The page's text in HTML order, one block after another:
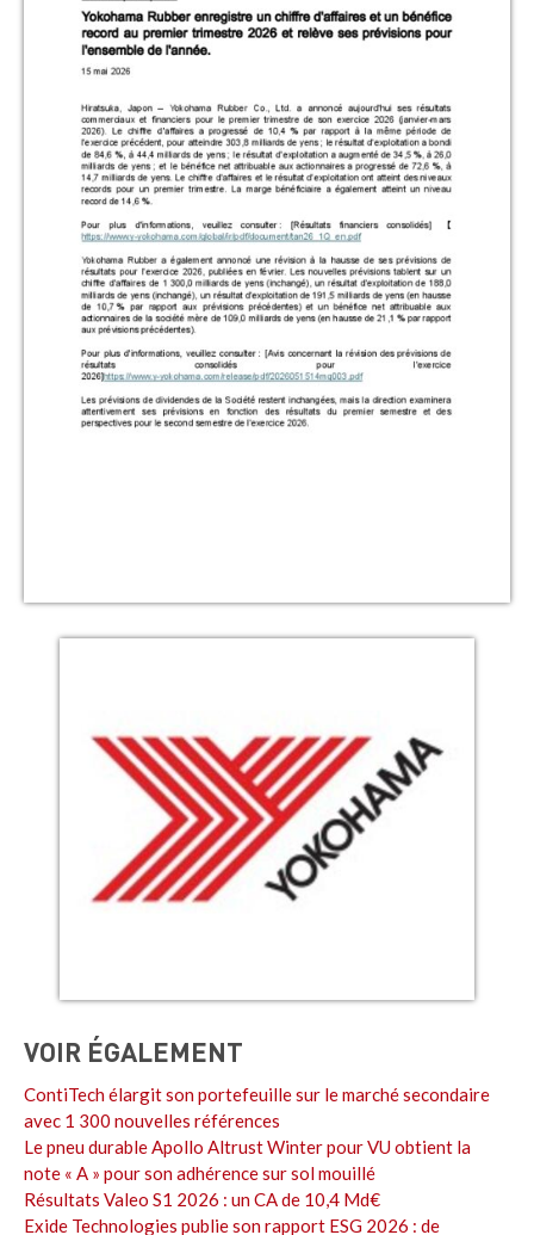
VOIR ÉGALEMENT
ContiTech élargit son portefeuille sur le marché secondaire
avec 1 300 nouvelles références
Le pneu durable Apollo Altrust Winter pour VU obtient la
note « A » pour son adhérence sur sol mouillé
Résultats Valeo S1 2026 : un CA de 10,4 Md€
Exide Technologies publie son rapport ESG 2026 : de